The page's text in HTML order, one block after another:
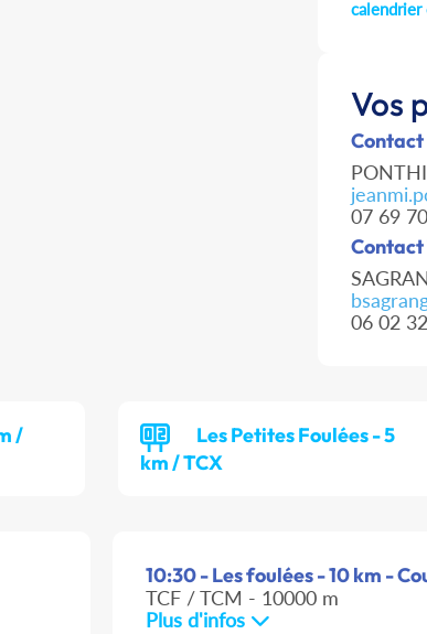
calendrier
Vos
07 69
Contact
06 02
/
Les Petites Foulées - 5
km / TCX
10:30 - Les foulées - 10 km -
TCF / TCM - 10000 m
Plus d'infos